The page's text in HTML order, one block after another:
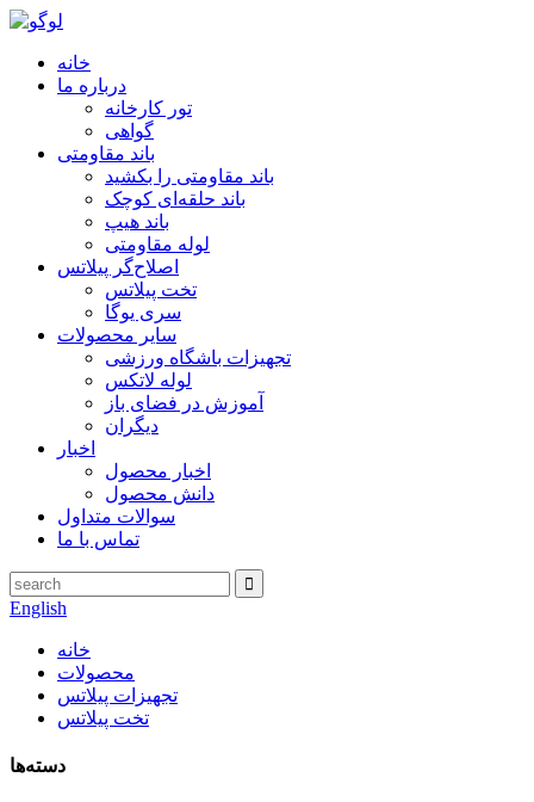
خانه
درباره ما
تور کارخانه
گواهی
باند مقاومتی
باند مقاومتی را بکشید
باند حلقه‌ای کوچک
باند هیپ
لوله مقاومتی
اصلاح‌گر پیلاتس
تخت پیلاتس
سری یوگا
سایر محصولات
تجهیزات باشگاه ورزشی
لوله لاتکس
آموزش در فضای باز
دیگران
اخبار
اخبار محصول
دانش محصول
سوالات متداول
تماس با ما
English
خانه
محصولات
تجهیزات پیلاتس
تخت پیلاتس
دسته‌ها